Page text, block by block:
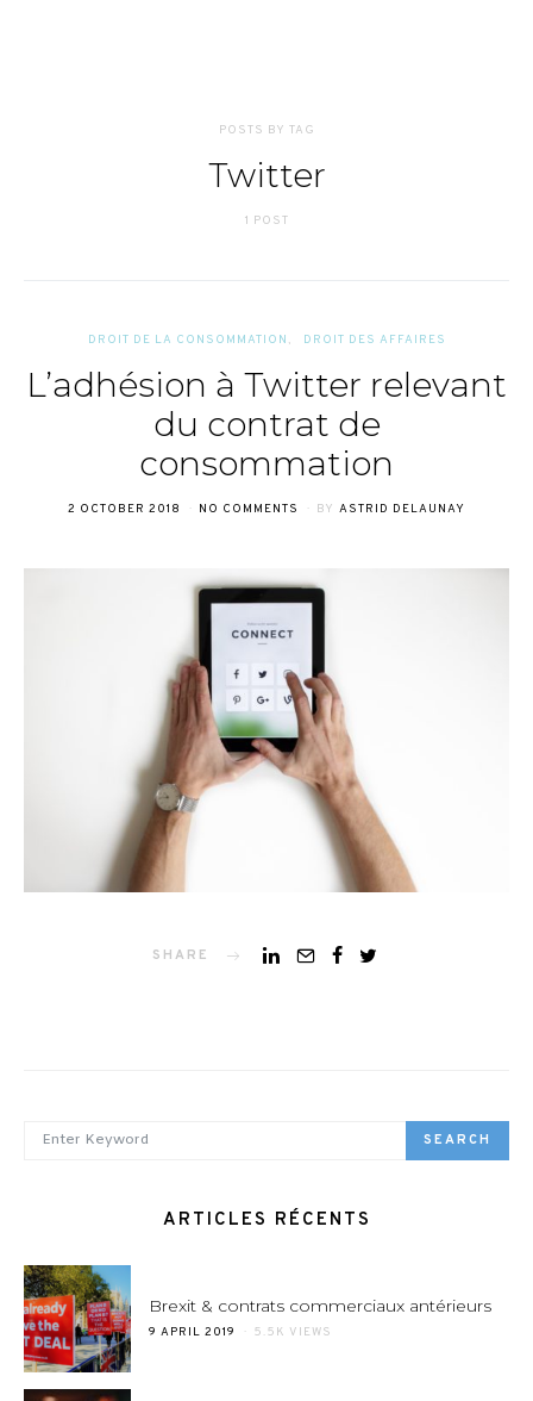
POSTS BY TAG
Twitter
1 POST
DROIT DE LA CONSOMMATION DROIT DES AFFAIRES
L’adhésion à Twitter relevant
du contrat de
consommation
POSTED
2 OCTOBER 2018 NO COMMENTS BY ASTRID DELAUNAY
SHARE
SEARCH
ARTICLES RÉCENTS
Brexit & contrats commerciaux antérieurs
POSTED
9 APRIL 2019 5.5K VIEWS